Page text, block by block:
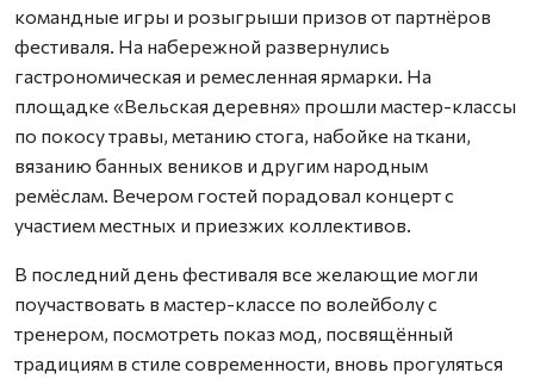
командные игры и розыгрыши призов от партнёров
фестиваля. На набережной развернулись
гастрономическая и ремесленная ярмарки. На
площадке «Вельская деревня» прошли мастер-классы
по покосу травы, метанию стога, набойке на ткани,
вязанию банных веников и другим народным
ремёслам. Вечером гостей порадовал концерт с
участием местных и приезжих коллективов.
В последний день фестиваля все желающие могли
поучаствовать в мастер-классе по волейболу с
тренером, посмотреть показ мод, посвящённый
традициям в стиле современности, вновь прогуляться